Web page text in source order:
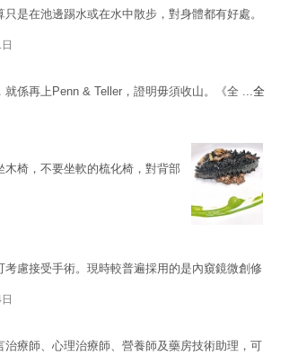
是在池邊踢水或在水中散步，對身體都有好處。
就係再上Penn & Teller，證明毋須收山。《全 ...全
木椅，不要坐軟的梳化椅，對背部
考慮接受手術。現時較普遍採用的是內窺鏡微創修
治療師、心理治療師、營養師及藥房技術助理，可